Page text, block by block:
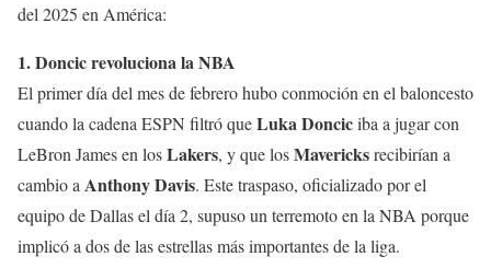
del 2025 en América:
1. Doncic revoluciona la NBA
El primer día del mes de febrero hubo conmoción en el baloncesto
cuando la cadena ESPN filtró queLuka Donciciba a jugar con
LeBron James en losLakers, y que losMavericksrecibirían a
cambio a Anthony Davis. Este traspaso, oficializado por el
equipo de Dallas el día 2, supuso un terremoto en la NBA porque
implicó a dos de las estrellas más importantes de la liga.